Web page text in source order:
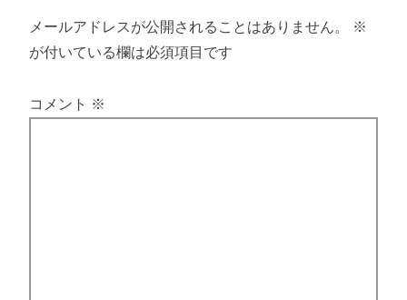
メールアドレスが公開されることはありません。
※
が付いている欄は必須項目です
コメント ※